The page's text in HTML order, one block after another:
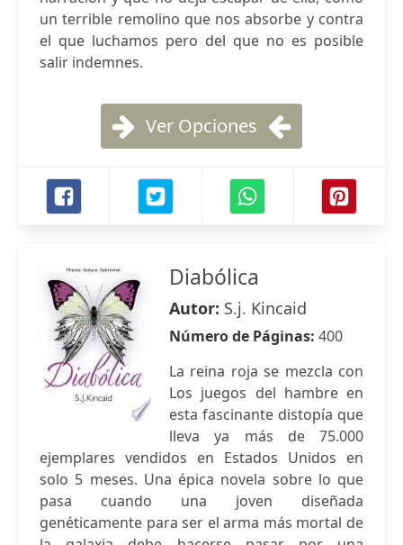
un terrible remolino que nos absorbe y contra
el que luchamos pero del que no es posible
salir indemnes.
Ver Opciones
Diabólica
Autor: S.j. Kincaid
Número de Páginas: 400
La reina roja se mezcla con
Los juegos del hambre en
esta fascinante distopía que
lleva ya más de 75.000
ejemplares vendidos en Estados Unidos en
solo 5 meses. Una épica novela sobre lo que
pasa cuando una joven diseñada
genéticamente para ser el arma más mortal de